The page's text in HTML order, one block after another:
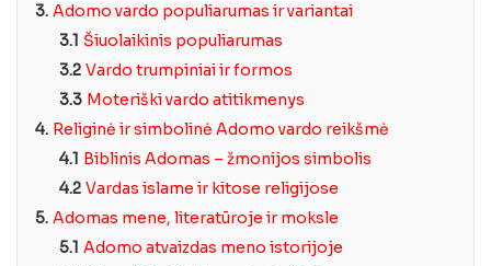
3. Adomo vardo populiarumas ir variantai
3.1 Šiuolaikinis populiarumas
3.2 Vardo trumpiniai ir formos
3.3 Moteriški vardo atitikmenys
4. Religinė ir simbolinė Adomo vardo reikšmė
4.1 Biblinis Adomas – žmonijos simbolis
4.2 Vardas islame ir kitose religijose
5. Adomas mene, literatūroje ir moksle
5.1 Adomo atvaizdas meno istorijoje